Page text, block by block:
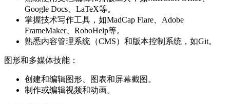
Google Docs、LaTeX等。
掌握技术写作工具，如MadCap Flare、Adobe
FrameMaker、RoboHelp等。
熟悉内容管理系统（CMS）和版本控制系统，如Git。
图形和多媒体技能：
创建和编辑图形、图表和屏幕截图。
制作或编辑视频和动画。